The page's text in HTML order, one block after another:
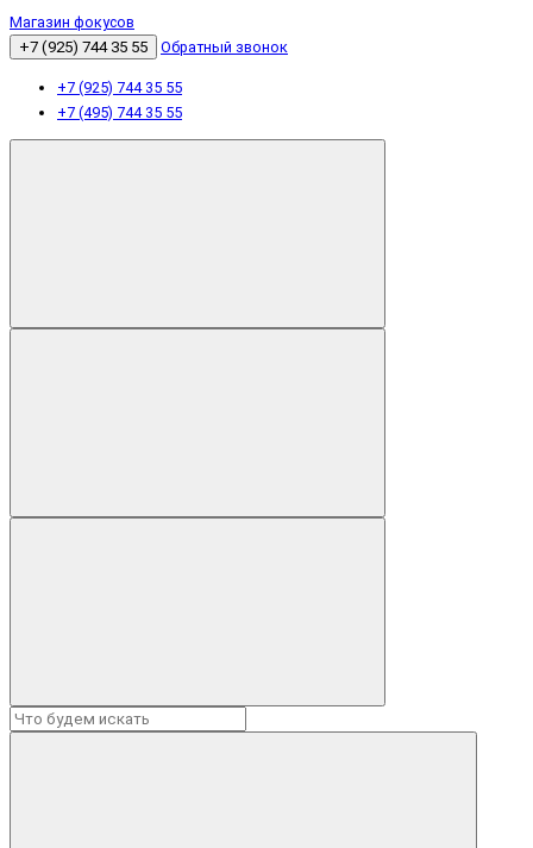
Магазин фокусов
+7 (925) 744 35 55
Обратный звонок
+7 (925) 744 35 55
+7 (495) 744 35 55